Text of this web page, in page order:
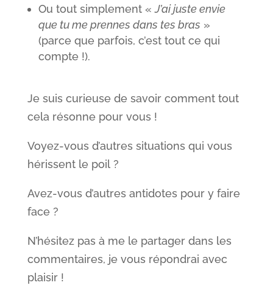
Ou tout simplement «J’ai juste envie
que tu me prennes dans tes bras »
(parce que parfois, c’est tout ce qui
compte !).
Je suis curieuse de savoir comment tout
cela résonne pour vous !
Voyez-vous d’autres situations qui vous
hérissent le poil ?
Avez-vous d’autres antidotes pour y faire
face ?
N’hésitez pas à me le partager dans les
commentaires, je vous répondrai avec
plaisir !